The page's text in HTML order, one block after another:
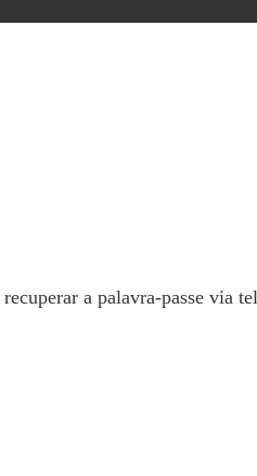
a palavra-passe via